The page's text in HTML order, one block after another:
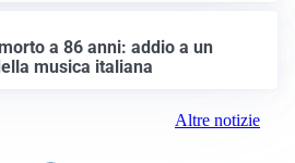
a 86 anni: addio a un
musica italiana
Altre notizie